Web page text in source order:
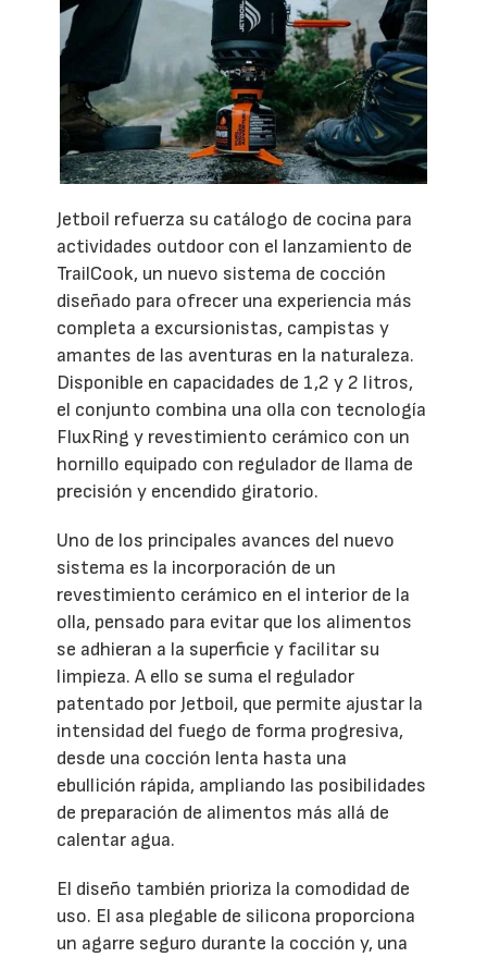
Jetboil refuerza su catálogo de cocina para
actividades outdoor con el lanzamiento de
TrailCook, un nuevo sistema de cocción
diseñado para ofrecer una experiencia más
completa a excursionistas, campistas y
amantes de las aventuras en la naturaleza.
Disponible en capacidades de 1,2 y 2 litros,
el conjunto combina una olla con tecnología
FluxRing y revestimiento cerámico con un
hornillo equipado con regulador de llama de
precisión y encendido giratorio.
Uno de los principales avances del nuevo
sistema es la incorporación de un
revestimiento cerámico en el interior de la
olla, pensado para evitar que los alimentos
se adhieran a la superficie y facilitar su
limpieza. A ello se suma el regulador
patentado por Jetboil, que permite ajustar la
intensidad del fuego de forma progresiva,
desde una cocción lenta hasta una
ebullición rápida, ampliando las posibilidades
de preparación de alimentos más allá de
calentar agua.
El diseño también prioriza la comodidad de
uso. El asa plegable de silicona proporciona
un agarre seguro durante la cocción y, una